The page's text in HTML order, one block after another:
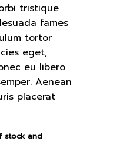
tristique
fames
tortor
eget,
eu libero
Aenean
placerat
stock and